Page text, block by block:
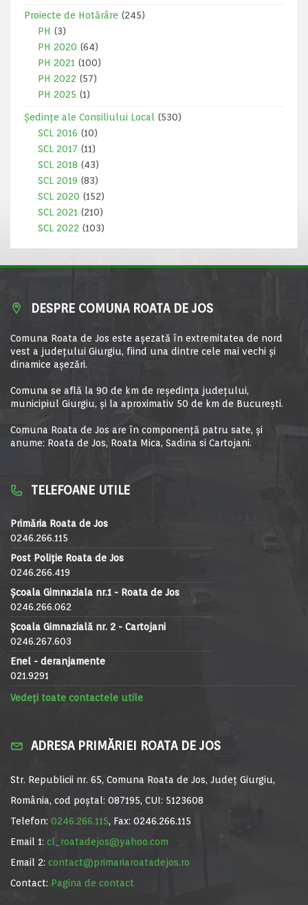
Proiecte de Hotărâre (245)
PH (3)
PH 2020 (64)
PH 2021 (100)
PH 2022 (57)
PH 2025 (1)
Ședințe ale Consiliului Local
(530)
SCL 2016 (10)
SCL 2017 (11)
SCL 2018 (43)
SCL 2019 (83)
SCL 2020 (152)
SCL 2021 (210)
SCL 2022 (103)
DESPRE COMUNA ROATA DE JOS
Comuna Roata de Jos este aşezată în extremitatea de nord
vest a judeţului Giurgiu, fiind una dintre cele mai vechi şi
dinamice aşezări.
Comuna se află la 90 de km de reşedinţa judeţului,
municipiul Giurgiu, şi la aproximativ 50 de km de Bucureşti.
Comuna Roata de Jos are în componență patru sate, și
anume: Roata de Jos, Roata Mica, Sadina si Cartojani.
TELEFOANE UTILE
Primăria Roata de Jos
0246.266.115
Post Poliție Roata de Jos
0246.266.419
Școala Gimnaziala nr.1 - Roata de Jos
0246.266.062
Școala Gimnazială nr. 2 - Cartojani
0246.267.603
Enel - deranjamente
021.9291
Vedeți toate contactele utile
ADRESA PRIMĂRIEI ROATA DE JOS
Str. Republicii nr. 65, Comuna Roata de Jos, Județ Giurgiu,
România, cod poștal: 087195, CUI: 5123608
Telefon: 0246.266.115, Fax: 0246.266.115
Email 1: cl_roatadejos@yahoo.com
Email 2: contact@primariaroatadejos.ro
Contact: Pagina de contact